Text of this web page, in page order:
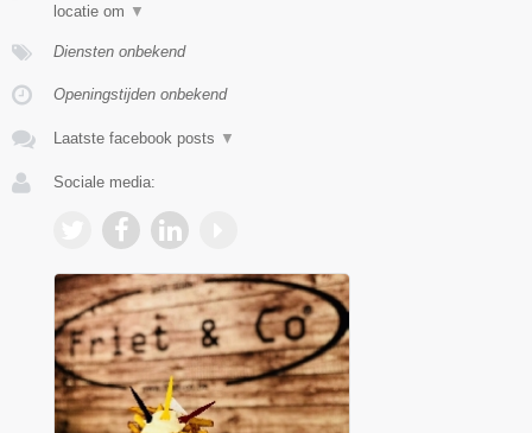
locatie om ▼
Diensten onbekend
Openingstijden onbekend
Laatste facebook posts ▼
Sociale media: